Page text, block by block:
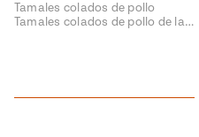
Tamales colados de pollo
Tamales colados de pollo de la…